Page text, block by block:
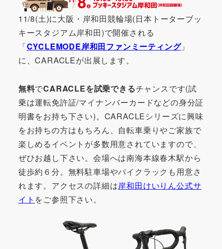
11/8(土)に大阪・岸和田競輪場(日本トーターブッ
キースタジアム岸和田)で開催される
「CYCLEMODE岸和田ファンミーティング」
に、CARACLEが出展します。
無料でCARACLEを試乗できるチャンスです(試
乗は運転免許証/マイナンバーカードなどの身分証
明書をお持ち下さい)。CARACLEシリーズに興味
をお持ちの方はもちろん、自転車乗りやご家族で
楽しめるイベントが多数用意されていますので、
ぜひお越し下さい。会場へは南海本線春木駅から
徒歩約６分。無料駐車場やバイクラックも用意さ
れます。アクセスの詳細は岸和田けいりん公式サ
イト をご参照下さい。